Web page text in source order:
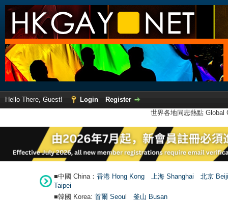
Hello There, Guest! Login
Register
世界各地同志熱點
■中國 China： 香港 Hong Kong 上海 Shanghai
北京
Taipei
■韓國 Korea: 首爾 Seoul 釜山 Busan